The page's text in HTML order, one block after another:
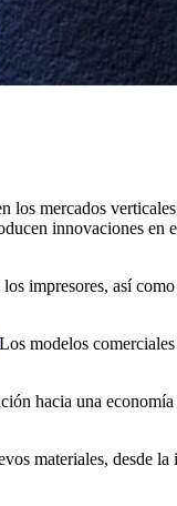
los mercados
innovaciones en
impresores, así
modelos
hacia una
materiales, desde